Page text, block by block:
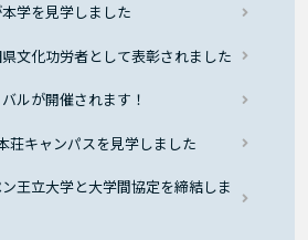
学を見学しました
文化功労者として表彰されました
ルが開催されます！
荘キャンパスを見学しました
王立大学と大学間協定を締結しま